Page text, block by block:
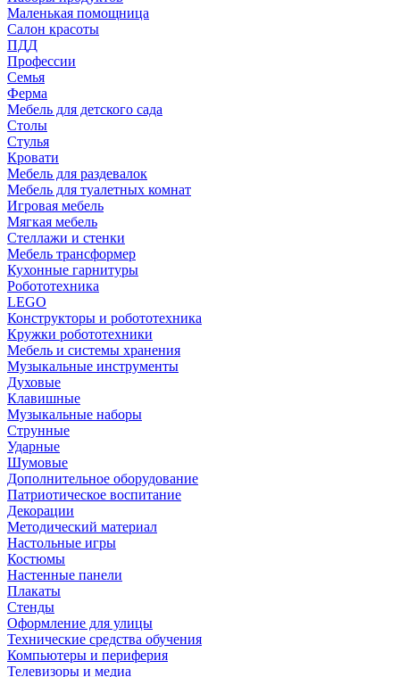
Маленькая помощница
Салон красоты
ПДД
Профессии
Семья
Ферма
Мебель для детского сада
Столы
Cтулья
Кровати
Мебель для раздевалок
Мебель для туалетных комнат
Игровая мебель
Мягкая мебель
Стеллажи и стенки
Мебель трансформер
Кухонные гарнитуры
Робототехника
LEGO
Конструкторы и робототехника
Кружки робототехники
Мебель и системы хранения
Музыкальные инструменты
Духовые
Клавишные
Музыкальные наборы
Струнные
Ударные
Шумовые
Дополнительное оборудование
Патриотическое воспитание
Декорации
Методический материал
Настольные игры
Костюмы
Настенные панели
Плакаты
Стенды
Оформление для улицы
Технические средства обучения
Компьютеры и периферия
Телевизоры и медиа